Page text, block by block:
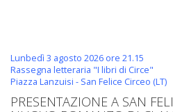
Lunbedì 3 agosto 2026 ore 21.15
Rassegna letteraria "I libri di Circe"
Piazza Lanzuisi - San Felice Circeo (LT)
PRESENTAZIONE A SAN